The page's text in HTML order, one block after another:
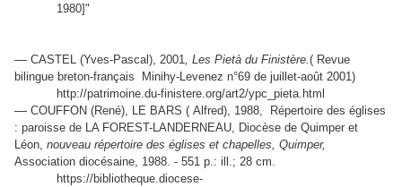
1980]"
— CASTEL (Yves-Pascal), 2001, Les Pietà du Finistère.( Revue
bilingue breton-français Minihy-Levenez n°69 de juillet-août 2001)
http://patrimoine.du-finistere.org/art2/ypc_pieta.html
— COUFFON (René), LE BARS ( Alfred), 1988, Répertoire des églises
: paroisse de LA FOREST-LANDERNEAU, Diocèse de Quimper et
Léon, nouveau répertoire des églises et chapelles, Quimper,
Association diocésaine, 1988. - 551 p.: ill.; 28 cm.
https://bibliotheque.diocese-